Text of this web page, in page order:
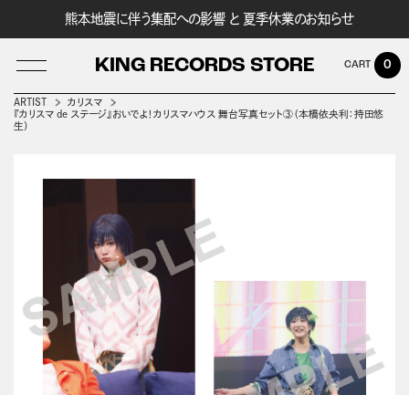
熊本地震に伴う集配への影響 と 夏季休業のお知らせ
KING RECORDS STORE
LOG IN
0
ARTIST
カリスマ
『カリスマ de ステージ』おいでよ！カリスマハウス 舞台写真セット③（本橋依央利：持田悠
生）